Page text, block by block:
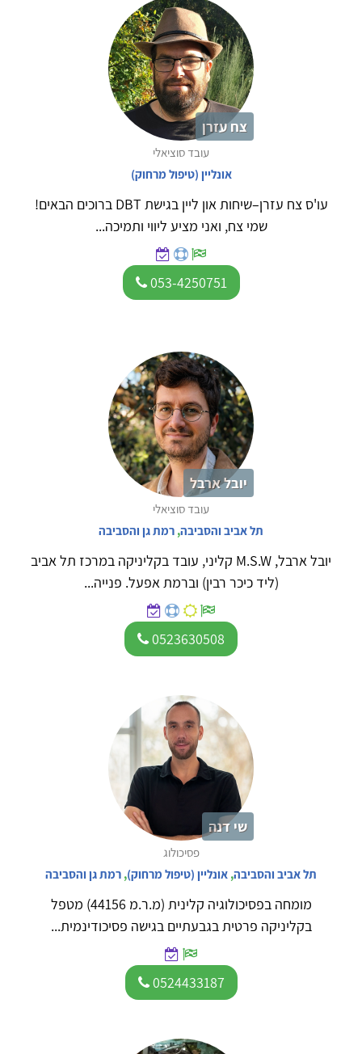
צח עזרן
עובד סוציאלי
אונליין (טיפול מרחוק)
עו'ס צח עזרן–שיחות און ליין בגישת DBT ברוכים הבאים!
שמי צח, ואני מציע ליווי ותמיכה...
053-4250751
יובל ארבל
עובד סוציאלי
תל אביב והסביבה, רמת גן והסביבה
יובל ארבל, M.S.W קליני, עובד בקליניקה במרכז תל אביב
(ליד כיכר רבין) וברמת אפעל. פנייה...
0523630508
שי דנה
פסיכולוג
תל אביב והסביבה, אונליין (טיפול מרחוק), רמת גן והסביבה
מומחה בפסיכולוגיה קלינית (מ.ר.מ 44156) מטפל
בקליניקה פרטית בגבעתיים בגישה פסיכודינמית...
0524433187